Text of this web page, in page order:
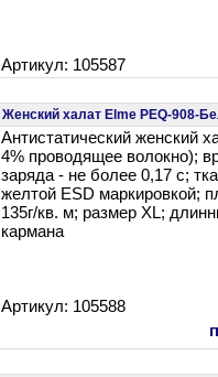
Артикул: 105587
Женский халат Elme PEQ-908-
Антистатический женский
4% проводящее волокно);
заряда - не более 0,17 c;
желтой ESD маркировкой;
135г/кв. м; размер XL;
кармана
Артикул: 105588